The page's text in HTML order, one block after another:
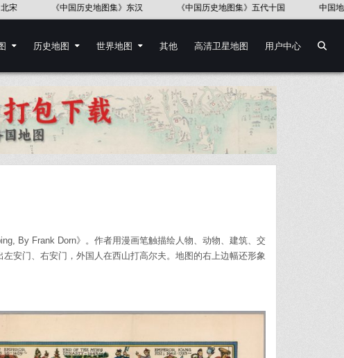
地图出版社《世界历史地图集》 《中国语言地图集》37幅 《第一次世界
历史地图 世界地图 其他 高清卫星地图 用户中心
By Frank Dorn》。作者用漫画笔触描绘人物、动物、建筑、交
安门、右安门，外国人在西山打高尔夫。地图的右上边幅还形象